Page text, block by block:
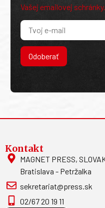
Vašej emailovej schránky.
Odoberať
Kontakt
MAGNET PRESS,
Bratislava - Petržalka
sekretariat@press.sk
02/67 20 19 11